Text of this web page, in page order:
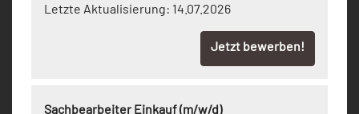
Letzte Aktualisierung: 14.07.2026
Jetzt bewerben!
Sachbearbeiter Einkauf (m/w/d)